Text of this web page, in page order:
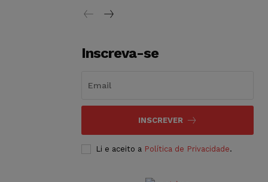
Inscreva-se
INSCREVER
Li e aceito a Política de Privacidade.